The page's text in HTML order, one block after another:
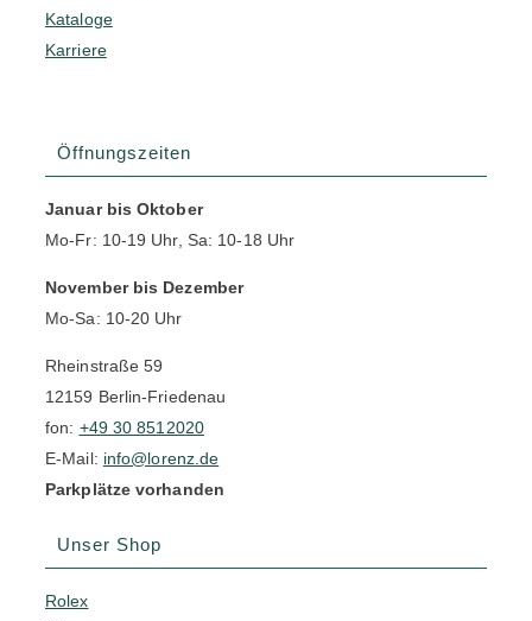
Kataloge
Karriere
Öffnungszeiten
Januar bis Oktober
Mo-Fr: 10-19 Uhr, Sa: 10-18 Uhr
November bis Dezember
Mo-Sa: 10-20 Uhr
Rheinstraße 59
12159 Berlin-Friedenau
fon: +49 30 8512020
E-Mail: info@lorenz.de
Parkplätze vorhanden
Unser Shop
Rolex